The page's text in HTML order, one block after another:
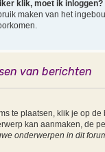
klik, moet ik inloggen?
maken van het
van berichten
te plaatsen, klik je op
kan aanmaken, de
onderwerpen in dit